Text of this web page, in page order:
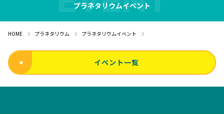
プラネタリウムイベント
HOME プラネタリウム プラネタリウムイベント
イベント一覧